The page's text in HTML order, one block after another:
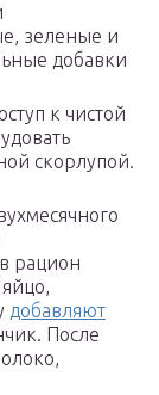
зеленые и
добавки
к чистой
скорлупой.
рацион
добавляют
После